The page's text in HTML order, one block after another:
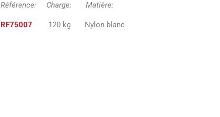
Référence: Charge: Matière:
RF75007 120 kg Nylon blanc